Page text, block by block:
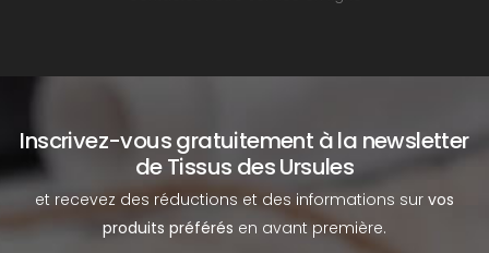
Inscrivez-vous gratuitement à la newsletter
de Tissus des Ursules
et recevez des réductions et des informations sur vos
produits préférés en avant première.